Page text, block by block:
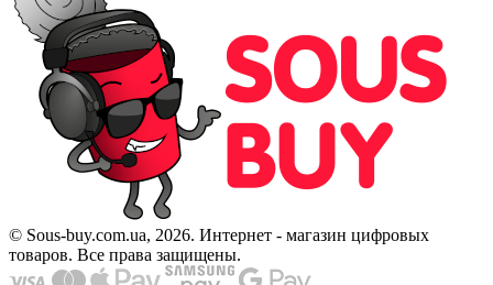
© Sous-buy.com.ua, 2026. Интернет - магазин цифровых
товаров. Все права защищены.